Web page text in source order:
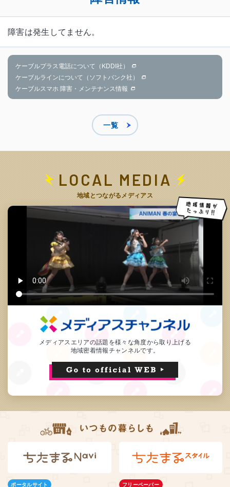
障害は発生してません。
ケーブルプラス電話について（KDDI社）
ケーブルラインについて（ソフトバンク社）
ケーブルスマホ 障害・メンテナンス情報
一覧
LOCAL MEDIA
地域とつながるメディアス
メディアスエリアの話題を様々な角度から取り上げる
地域密着情報チャンネルです。
ポータルサイト フリーペーパー